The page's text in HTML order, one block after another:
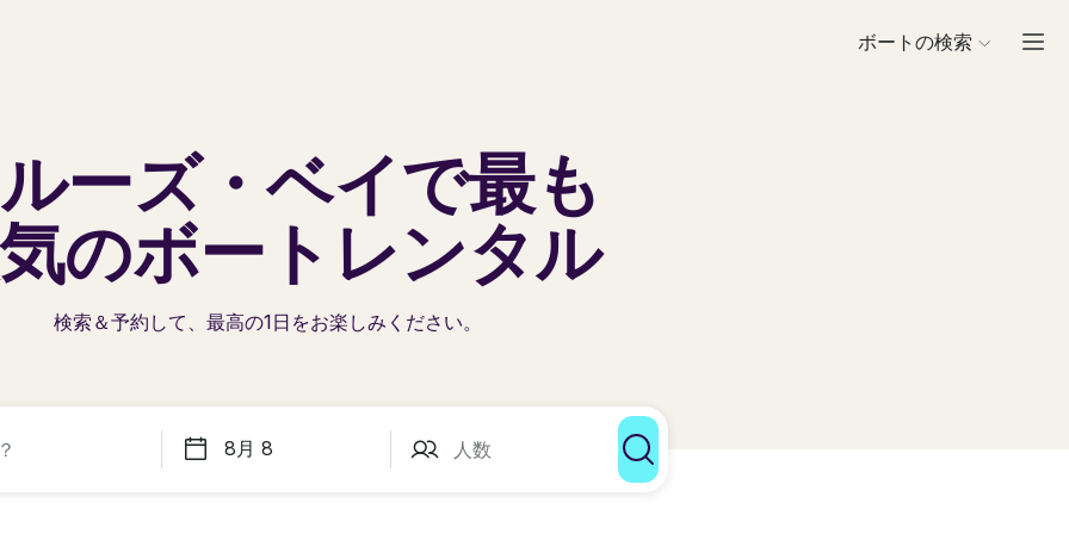
ボートの検索
ーズ・ベイで最も
のボートレンタル
検索＆予約して、最高の1日をお楽しみください。